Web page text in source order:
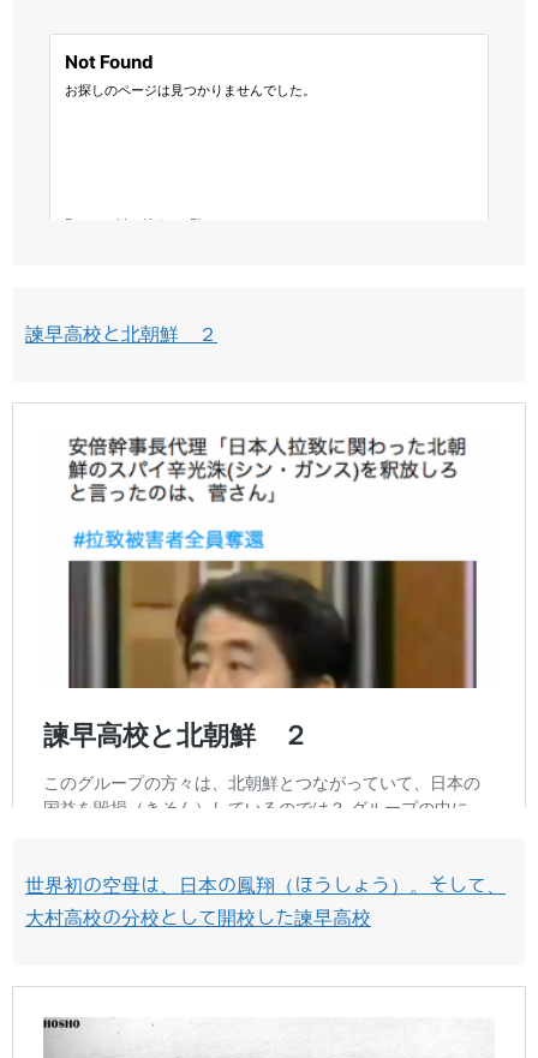
諫早高校と北朝鮮 ２
世界初の空母は、日本の鳳翔（ほうしょう）。そして、
大村高校の分校として開校した諫早高校